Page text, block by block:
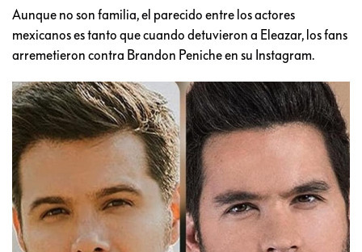
Aunque no son familia, el parecido entre los actores
mexicanos es tanto que cuando detuvieron a Eleazar, los fans
arremetieron contra Brandon Peniche en su Instagram.